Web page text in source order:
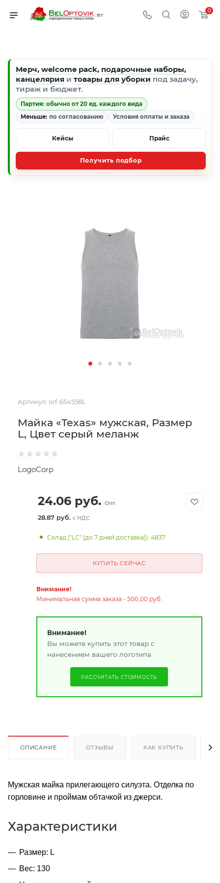
0
Мерч, welcome pack, подарочные наборы,
канцелярия и товары для уборки под задачу,
тираж и бюджет.
Партия: обычно от 20 ед. каждого вида
Меньше: по согласованию Условия оплаты и заказа
Кейсы Прайс
Получить подбор
Артикул: orf-654558L
Майка «Texas» мужская, Размер
L, Цвет серый меланж
LogoCorp
24.06руб. Опт
28.87 руб. с НДС
Склад ("LC" (до 7 дней доставка)): 4837
КУПИТЬ СЕЙЧАС
Внимание!
Минимальная сумма заказа - 500,00 руб.
Внимание!
Вы можете купить этот товар с
нанесением вашего логотипа
РАССЧИТАТЬ СТОИМОСТЬ
ОПИСАНИЕ ОТЗЫВЫ КАК КУПИТЬ
Мужская майка прилегающего силуэта. Отделка по
горловине и проймам обтачкой из джерси.
Характеристики
Размер: L
Вес: 130